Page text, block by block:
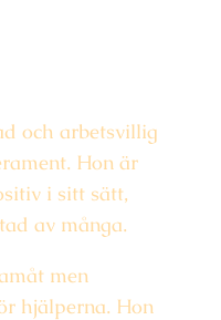
och arbetsvillig
Hon är
i sitt sätt,
av många.
men
hjälperna. Hon